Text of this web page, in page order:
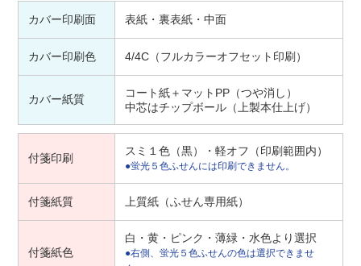
カバー印刷面 表紙・裏表紙・中面
カバー印刷色 4/4C（フルカラーオフセット印刷）
カバー紙質
コート紙＋マットPP（つや消し）
中芯はチップボール（上製本仕上げ）
付箋印刷
スミ１色（黒）・軽オフ（印刷範囲内）
●蛍光５色ふせんには印刷できません。
付箋紙質 上質紙（ふせん専用紙）
付箋紙色
白・黄・ピンク・薄緑・水色より選択
●右側、蛍光５色ふせんの色は選択できませ